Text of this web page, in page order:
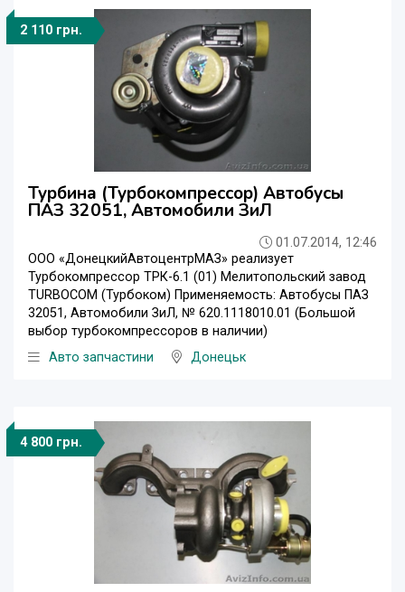
2 110 грн.
Турбина (Турбокомпрессор) Автобусы
ПАЗ 32051, Автомобили ЗиЛ
01.07.2014, 12:46
ООО «ДонецкийАвтоцентрМАЗ» реализует
Турбокомпрессор ТРК-6.1 (01) Мелитопольский завод
TURBOCOM (Турбоком) Применяемость: Автобусы ПАЗ
32051, Автомобили ЗиЛ, № 620.1118010.01 (Большой
выбор турбокомпрессоров в наличии)
Авто запчастини
Донецьк
4 800 грн.